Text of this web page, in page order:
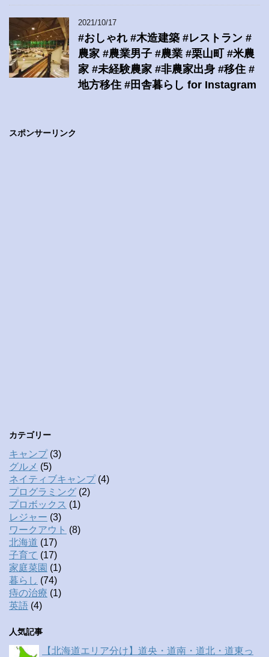
2021/10/17
#おしゃれ #木造建築 #レストラン #
農家 #農業男子 #農業 #栗山町 #米農
家 #未経験農家 #非農家出身 #移住 #
地方移住 #田舎暮らし for Instagram
スポンサーリンク
カテゴリー
キャンプ(3)
グルメ (5)
ネイティブキャンプ(4)
プログラミング (2)
プロボックス (1)
レジャー (3)
ワークアウト (8)
北海道 (17)
子育て (17)
家庭菜園 (1)
暮らし (74)
痔の治療 (1)
英語 (4)
人気記事
【北海道エリア分け】道央・道南・道北・道東っ